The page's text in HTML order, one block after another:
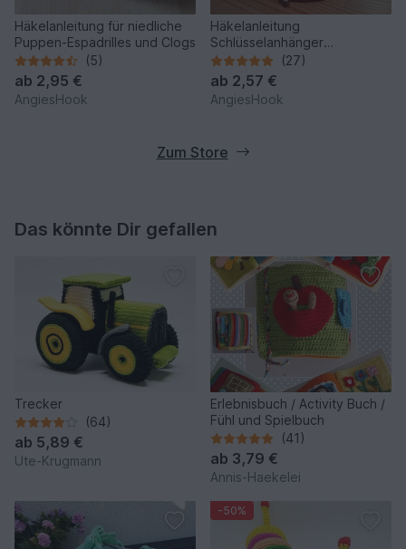
Häkelanleitung für niedliche
Puppen-Espadrilles und Clogs
(5)
ab 2,95 €
AngiesHook
Häkelanleitung
Schlüsselanhänger
"Rucksack"
(27)
ab 2,57 €
AngiesHook
Zum Store
Das könnte Dir gefallen
Trecker
(64)
ab 5,89 €
Ute-Krugmann
Erlebnisbuch / Activity Buch /
Fühl und Spielbuch
(41)
ab 3,79 €
Annis-Haekelei
-50%